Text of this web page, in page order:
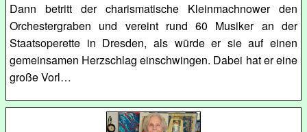
Dann betritt der charismatische Kleinmachnower den
Orchestergraben und vereint rund 60 Musiker an der
Staatsoperette in Dresden, als würde er sie auf einen
gemeinsamen Herzschlag einschwingen. Dabei hat er eine
große Vorl…